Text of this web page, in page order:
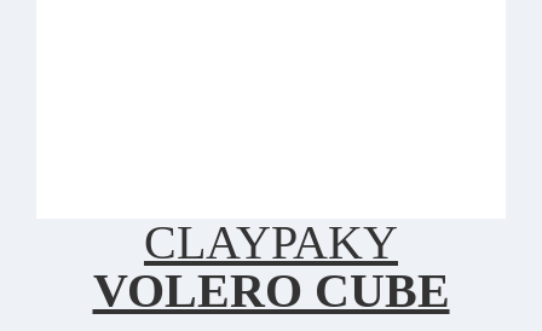
CLAYPAKY
VOLERO CUBE